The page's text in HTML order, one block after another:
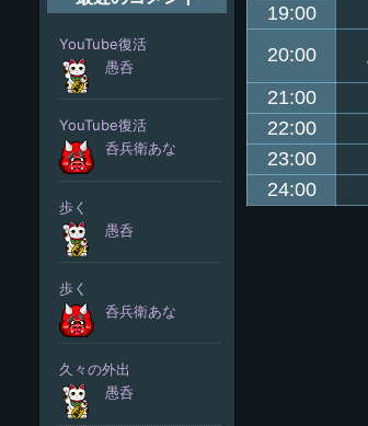
19:00
20:00
21:00
22:00
23:00
24:00